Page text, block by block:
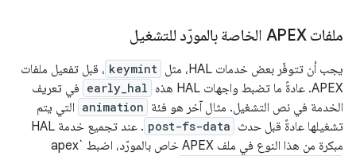
ملفات APEX الخاصة بالمورّد للتشغيل
يجب أن تتوفّر بعض خدمات HAL، مثل keymint ، قبل تفعيل ملفات
APEX. عادةً ما تضبط واجهات HAL هذه
early_hal في تعريف
الخدمة في نص التشغيل. مثال آخر هو فئة animation التي يتم
تشغيلها عادةً قبل حدث post-fs-data
. عند تجميع خدمة HAL
مبكرة من هذا النوع في ملف APEX خاص بالمورّد، اضبط `apex